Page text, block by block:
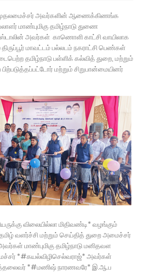
முதலமைச்சர் அவர்களின் ஆணைக்கிணங்க
மாண்புமிகு தமிழ்நாடு துணை
ஸ்டாலின் அவர்கள் காணொளி காட்சி வாயிலாக
மாவட்டம் பல்லடம் நகராட்சி பெண்கள்
தமிழ்நாடு பள்ளிக் கல்வித் துறை, மற்றும்
பிற்படுத்தப்பட்டோர் மற்றும் சிறுபான்மையினர்
விலையில்லா மிதிவண்டி* வழங்கும்
தமிழ் வளர்ச்சி மற்றும் செய்தித் துறை அமைச்சர்
மாண்புமிகு தமிழ்நாடு மனிதவள
*#கயல்விழிசெல்வராஜ்* அவர்கள்
*#மணிஷ் நாரணவரே* இ.ஆ.ப